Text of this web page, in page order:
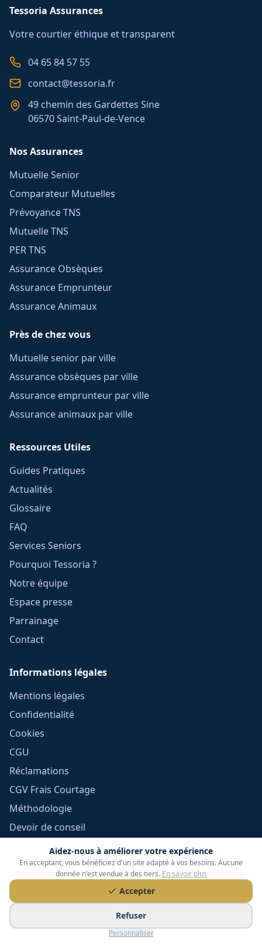
Aidez-nous à améliorer votre expérience
En acceptant, vous bénéficiez d'un site adapté à vos besoins. Aucune
donnée n'est vendue à des tiers. En savoir plus
Accepter
Refuser
Personnaliser
Tessoria Assurances
Votre courtier éthique et transparent
04 65 84 57 55
contact@tessoria.fr
49 chemin des Gardettes Sine
06570 Saint-Paul-de-Vence
Nos Assurances
Mutuelle Senior
Comparateur Mutuelles
Prévoyance TNS
Mutuelle TNS
PER TNS
Assurance Obsèques
Assurance Emprunteur
Assurance Animaux
Près de chez vous
Mutuelle senior par ville
Assurance obsèques par ville
Assurance emprunteur par ville
Assurance animaux par ville
Ressources Utiles
Guides Pratiques
Actualités
Glossaire
FAQ
Services Seniors
Pourquoi Tessoria ?
Notre équipe
Espace presse
Parrainage
Contact
Informations légales
Mentions légales
Confidentialité
Cookies
CGU
Réclamations
CGV Frais Courtage
Méthodologie
Devoir de conseil
Politique éditoriale
Gérer mes cookies